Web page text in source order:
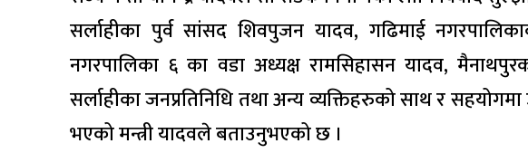
सर्लाहीका पुर्व सांसद शिवपुजन यादव, गढिमाई
नगरपालिका ६ का वडा अध्यक्ष रामसिहासन यादव,
सर्लाहीका जनप्रतिनिधि तथा अन्य व्यक्तिहरुको साथ र
भएको मन्त्री यादवले बताउनुभएको छ ।